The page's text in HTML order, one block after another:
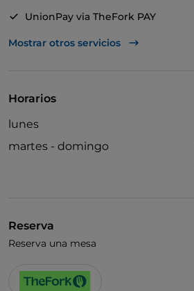
UnionPay via TheFork PAY
Visa
Mostrar otros servicios
Horarios
lunes
martes - domingo
Reserva
Reserva una mesa